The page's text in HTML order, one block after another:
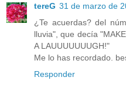
tereG 31 de marzo de
¿Te acuerdas? del
lluvia", que decía
A LAUUUUUUUGH!"
Me lo has recordado.
Responder